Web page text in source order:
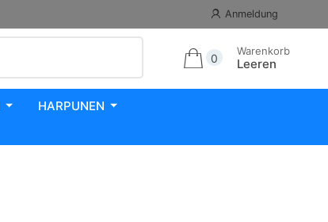
Anmeldung
0
Warenkorb
Leeren
HARPUNEN